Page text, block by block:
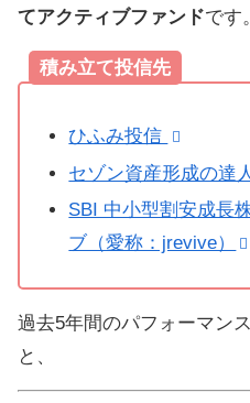
てアクティブファンドです。
積み立て投信先
ひふみ投信
セゾン資産形成の達
SBI 中小型割安成長
ブ（愛称：jrevive）
過去5年間のパフォーマン
と、